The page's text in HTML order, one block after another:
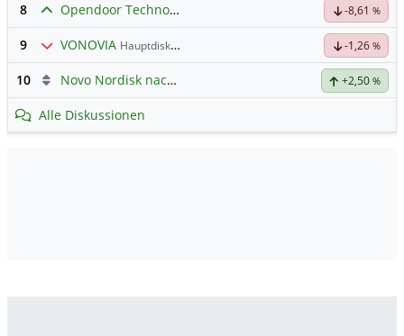
8 Opendoor Technologies -8,61 %
9 VONOVIA Hauptdiskussion -1,26 %
10 Novo Nordisk nach Split +2,50 %
Alle Diskussionen